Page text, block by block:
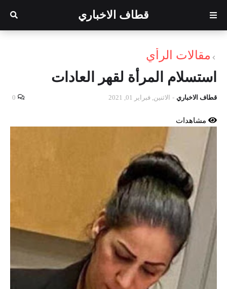
قطاف الاخباري
مقالات الرأي
استسلام المرأة لقهر العادات
قطاف الاخباري - الاثنين, فبراير 01, 2021 0
مشاهدات